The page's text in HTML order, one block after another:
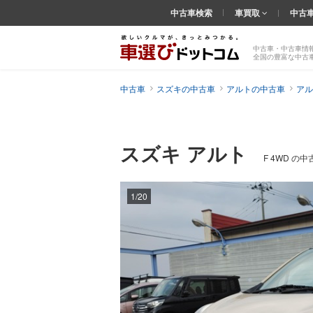
中古車・中古車情
全国の豊富な中古
中古車検索 車買取 中古
中古車 スズキの中古車 アルトの中古車 ア
スズキ アルト F 4WD の中
1/20
画像